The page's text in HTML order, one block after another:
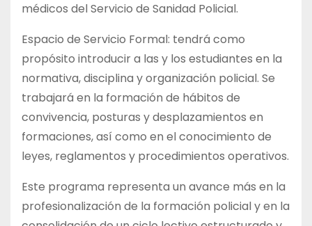
médicos del Servicio de Sanidad Policial.
Espacio de Servicio Formal: tendrá como
propósito introducir a las y los estudiantes en la
normativa, disciplina y organización policial. Se
trabajará en la formación de hábitos de
convivencia, posturas y desplazamientos en
formaciones, así como en el conocimiento de
leyes, reglamentos y procedimientos operativos.
Este programa representa un avance más en la
profesionalización de la formación policial y en la